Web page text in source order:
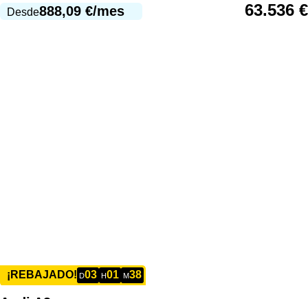
Desde888,09 €/mes 63.536 €
¡REBAJADO! D03 H01 M38